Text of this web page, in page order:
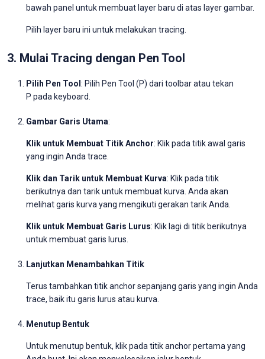
bawah panel untuk membuat layer baru di atas layer gambar.
Pilih layer baru ini untuk melakukan tracing.
3. Mulai Tracing dengan Pen Tool
Pilih Pen Tool : Pilih Pen Tool (P) dari toolbar atau tekan
P pada keyboard.
Gambar Garis Utama:
Klik untuk Membuat Titik Anchor: Klik pada titik awal garis
yang ingin Anda trace.
Klik dan Tarik untuk Membuat Kurva: Klik pada titik
berikutnya dan tarik untuk membuat kurva. Anda akan
melihat garis kurva yang mengikuti gerakan tarik Anda.
Klik untuk Membuat Garis Lurus: Klik lagi di titik berikutnya
untuk membuat garis lurus.
Lanjutkan Menambahkan Titik
Terus tambahkan titik anchor sepanjang garis yang ingin Anda
trace, baik itu garis lurus atau kurva.
Menutup Bentuk
Untuk menutup bentuk, klik pada titik anchor pertama yang